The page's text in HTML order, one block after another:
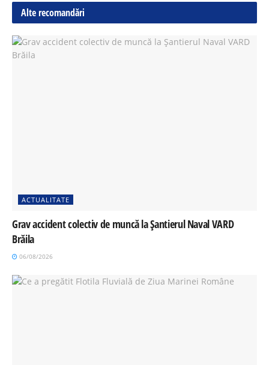
Alte recomandări
ACTUALITATE
Grav accident colectiv de muncă la Șantierul Naval VARD
Brăila
06/08/2026